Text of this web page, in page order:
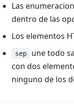
Las
dentro de las
Los elementos
sep une todo
con dos
ninguno de los